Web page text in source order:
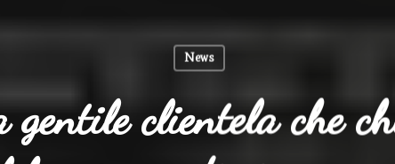
News
clientela che